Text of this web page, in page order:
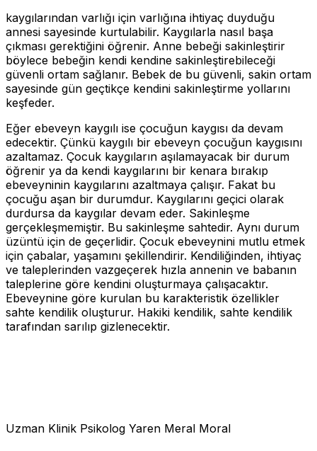
kaygılarından varlığı için varlığına ihtiyaç duyduğu
annesi sayesinde kurtulabilir. Kaygılarla nasıl başa
çıkması gerektiğini öğrenir. Anne bebeği sakinleştirir
böylece bebeğin kendi kendine sakinleştirebileceği
güvenli ortam sağlanır. Bebek de bu güvenli, sakin ortam
sayesinde gün geçtikçe kendini sakinleştirme yollarını
keşfeder.
Eğer ebeveyn kaygılı ise çocuğun kaygısı da devam
edecektir. Çünkü kaygılı bir ebeveyn çocuğun kaygısını
azaltamaz. Çocuk kaygıların aşılamayacak bir durum
öğrenir ya da kendi kaygılarını bir kenara bırakıp
ebeveyninin kaygılarını azaltmaya çalışır. Fakat bu
çocuğu aşan bir durumdur. Kaygılarını geçici olarak
durdursa da kaygılar devam eder. Sakinleşme
gerçekleşmemiştir. Bu sakinleşme sahtedir. Aynı durum
üzüntü için de geçerlidir. Çocuk ebeveynini mutlu etmek
için çabalar, yaşamını şekillendirir. Kendiliğinden, ihtiyaç
ve taleplerinden vazgeçerek hızla annenin ve babanın
taleplerine göre kendini oluşturmaya çalışacaktır.
Ebeveynine göre kurulan bu karakteristik özellikler
sahte kendilik oluşturur. Hakiki kendilik, sahte kendilik
tarafından sarılıp gizlenecektir.
Uzman Klinik Psikolog Yaren Meral Moral